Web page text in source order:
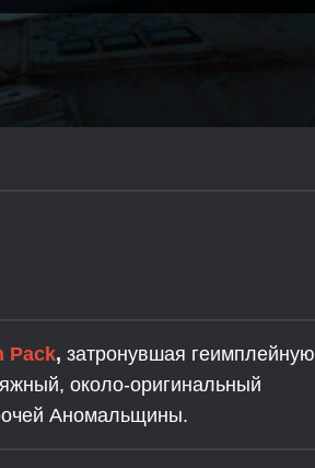
Pack, затронувшая геимплейную
около-оригинальный
Аномальщины.